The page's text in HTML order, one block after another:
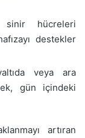
hücreleri
destekler
veya ara
gün içindeki
artıran